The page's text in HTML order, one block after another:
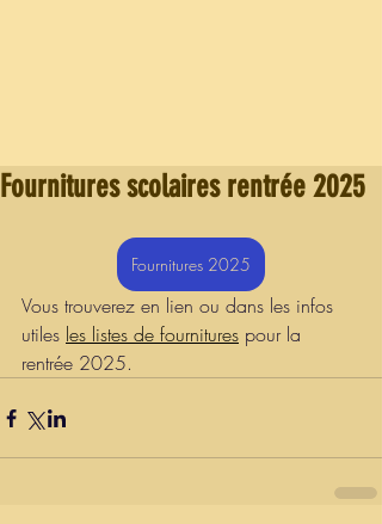
Fournitures scolaires rentrée 2025
Fournitures 2025
Vous trouverez en lien ou dans les infos
utiles les listes de fournitures pour la
rentrée 2025.